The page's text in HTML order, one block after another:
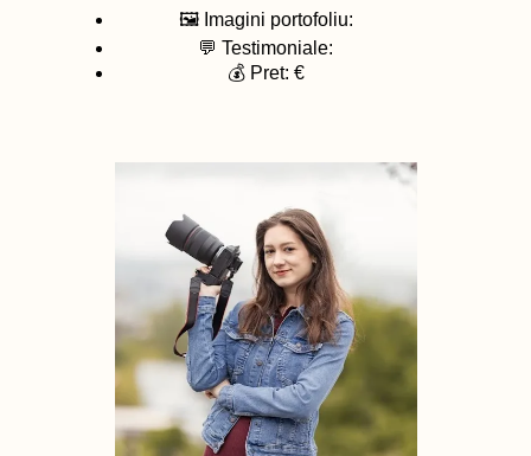
🖼️ Imagini portofoliu:
💬 Testimoniale:
💰 Pret: €